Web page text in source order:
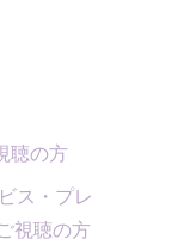
聴の方
ス・プレ
視聴の方